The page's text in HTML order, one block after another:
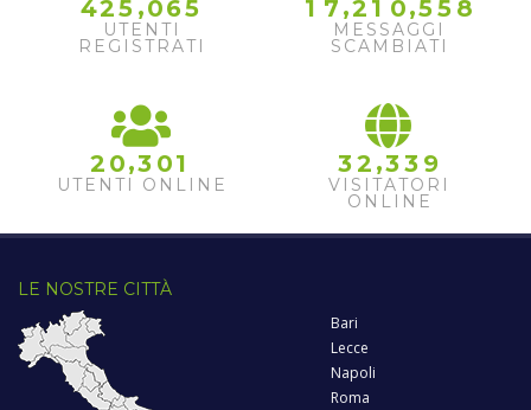
425 ,065
UTENTI
REGISTRATI
1 7 ,2 1 0,55 8
MESSAGGI
SCAMBIATI
2 0,3 01
UTENTI ONLINE
32 ,33 9
VISITATORI
ONLINE
LE NOSTRE CITTÀ
Bari
Lecce
Napoli
Roma